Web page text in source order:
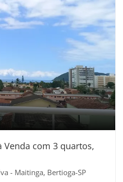
Venda com 3 quartos,
- Maitinga, Bertioga-SP